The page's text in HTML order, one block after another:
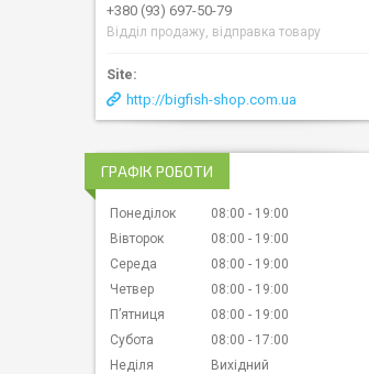
+380 (93) 697-50-79
Відділ продажу, відправка товару
http://bigfish-shop.com.ua
ГРАФІК РОБОТИ
Понеділок 08:00
19:00
Вівторок
08:00
19:00
Середа
08:00
19:00
Четвер
08:00
19:00
Пʼятниця
08:00
19:00
Субота
08:00
17:00
Неділя
Вихідний